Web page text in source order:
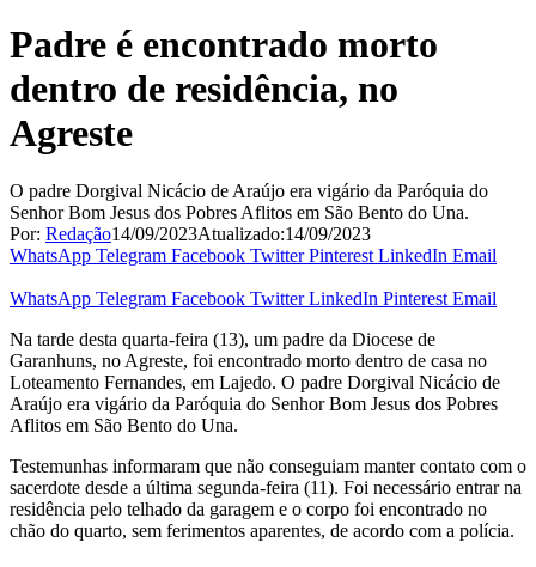
Padre é encontrado morto
dentro de residência, no
Agreste
O padre Dorgival Nicácio de Araújo era vigário da Paróquia do
Senhor Bom Jesus dos Pobres Aflitos em São Bento do Una.
Por: Redação14/09/2023Atualizado:14/09/2023
WhatsApp Telegram Facebook Twitter Pinterest LinkedIn Email
WhatsApp Telegram Facebook Twitter LinkedIn Pinterest Email
Na tarde desta quarta-feira (13), um padre da Diocese de
Garanhuns, no Agreste, foi encontrado morto dentro de casa no
Loteamento Fernandes, em Lajedo. O padre Dorgival Nicácio de
Araújo era vigário da Paróquia do Senhor Bom Jesus dos Pobres
Aflitos em São Bento do Una.
Testemunhas informaram que não conseguiam manter contato com o
sacerdote desde a última segunda-feira (11). Foi necessário entrar na
residência pelo telhado da garagem e o corpo foi encontrado no
chão do quarto, sem ferimentos aparentes, de acordo com a polícia.